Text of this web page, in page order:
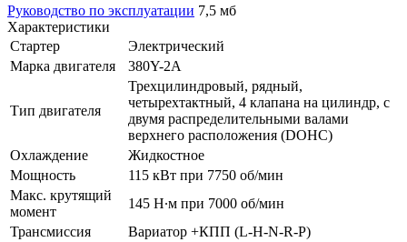
Руководство по эксплуатации 7,5 мб
Характеристики
Стартер
Электрический
Марка двигателя
380Y-2А
Тип двигателя
Трехцилиндровый, рядный,
четырехтактный, 4 клапана на цилиндр, с
двумя распределительными валами
верхнего расположения (DOHC)
Охлаждение
Жидкостное
Мощность
115 кВт при 7750 об/мин
Макс. крутящий
момент
145 Н∙м при 7000 об/мин
Трансмиссия
Вариатор +КПП (L-H-N-R-P)